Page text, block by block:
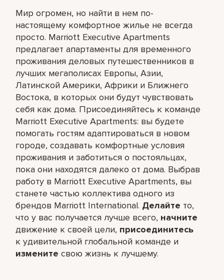
Мир огромен, но найти в нем по-
настоящему комфортное жилье не всегда
просто. Marriott Executive Apartments
предлагает апартаменты для временного
проживания деловых путешественников в
лучших мегаполисах Европы, Азии,
Латинской Америки, Африки и Ближнего
Востока, в которых они будут чувствовать
себя как дома. Присоединяйтесь к команде
Marriott Executive Apartments: вы будете
помогать гостям адаптироваться в новом
городе, создавать комфортные условия
проживания и заботиться о постояльцах,
пока они находятся далеко от дома. Выбрав
работу в Marriott Executive Apartments, вы
станете частью коллектива одного из
брендов Marriott International. Делайте то,
что у вас получается лучше всего,​ начните
движение к своей цели, присоединитесь
к удивительной глобальной команде и
измените свою жизнь к лучшему.